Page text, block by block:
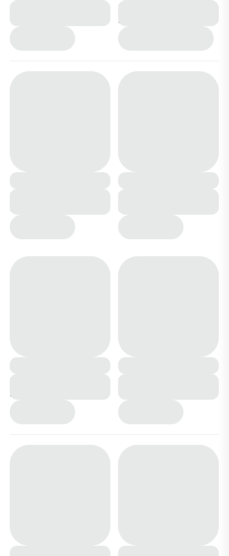
Дутики зимние А5115-
11 бежевые
Ботинки DT6-2 белые
п/п
Кроссовки К251-2
светло коричневые
Кроссовки К251-7
серые
Кроссовки К251-1
коричневые
Кроссовки К251 черные